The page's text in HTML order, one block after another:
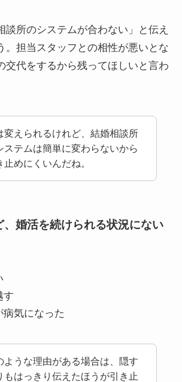
談所のシステムが合わない」と伝え
。担当スタッフとの相性が悪いとな
交代をするから残ってほしいと言わ
変えられるけれど、結婚相談所
ステムは簡単に変わらないから
止めにくいんだね。
、婚活を続けられる状況にない
す
病気になった
ような理由がある場合は、隠す
もはっきり伝えたほうが引き止